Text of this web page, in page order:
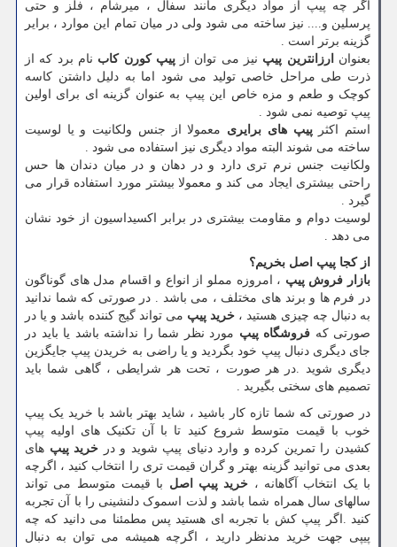
اگر چه پیپ از مواد دیگری مانند سفال ، میرشام ، فلز و حتی
پرسلین و.... نیز ساخته می شود ولی در میان تمام این موارد ، برایر
گزینه برتر است .
بعنوان
ارزانترین پیپ نیز می توان ازپیپ کورن کاب نام برد که از
ذرت طی مراحل خاصی تولید می شود اما به دلیل داشتن کاسه
کوچک و طعم و مزه خاص این پیپ به عنوان گزینه ای برای اولین
پیپ توصیه نمی شود .
استم اکثرپیپ های برایری معمولا از جنس ولکانیت و یا لوسیت
ساخته می شوند البته مواد دیگری نیز استفاده می شود .
ولکانیت جنس نرم تری دارد و در دهان و در میان دندان ها حس
راحتی بیشتری ایجاد می کند و معمولا بیشتر مورد استفاده قرار می
گیرد .
لوسیت دوام و مقاومت بیشتری در برابر اکسیداسیون از خود نشان
می دهد .
از کجا پیپ اصل بخریم؟
بازار فروش پیپ ، امروزه مملو از انواع و اقسام مدل های گوناگون
در فرم ها و برند های مختلف ، می باشد . در صورتی که شما ندانید
به دنبال چه چیزی هستید ، خرید پیپ می تواند گیج کننده باشد و یا در
صورتی که فروشگاه پیپ مورد نظر شما را نداشته باشد یا باید در
جای دیگری دنبال پیپ خود بگردید و یا راضی به خریدن پیپ جایگزین
دیگری شوید .در هر صورت ، تحت هر شرایطی ، گاهی شما باید
تصمیم های سختی بگیرید .
در صورتی که شما تازه کار باشید ، شاید بهتر باشد با خرید یک پیپ
خوب با قیمت متوسط شروع کنید تا با آن تکنیک های اولیه پیپ
کشیدن را تمرین کرده و وارد دنیای پیپ شوید و در خرید پیپ های
بعدی می توانید گزینه بهتر و گران قیمت تری را انتخاب کنید ، اگرچه
با یک انتخاب آگاهانه ، خرید پیپ اصل با قیمت متوسط می تواند
سالهای سال همراه شما باشد و لذت اسموک دلنشینی را با آن تجربه
کنید .اگر پیپ کش با تجربه ای هستید پس مطمئنا می دانید که چه
پیپی جهت خرید مدنظر دارید ، اگرچه همیشه می توان به دنبال